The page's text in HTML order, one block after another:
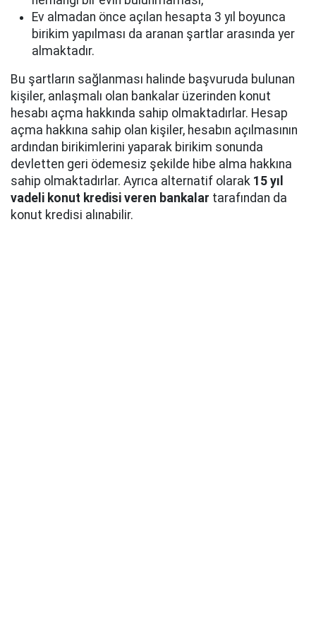
Ev almadan önce açılan hesapta 3 yıl boyunca
birikim yapılması da aranan şartlar arasında yer
almaktadır.
Bu şartların sağlanması halinde başvuruda bulunan
kişiler, anlaşmalı olan bankalar üzerinden konut
hesabı açma hakkında sahip olmaktadırlar. Hesap
açma hakkına sahip olan kişiler, hesabın açılmasının
ardından birikimlerini yaparak birikim sonunda
devletten geri ödemesiz şekilde hibe alma hakkına
sahip olmaktadırlar. Ayrıca alternatif olarak 15 yıl
vadeli konut kredisi veren bankalar tarafından da
konut kredisi alınabilir.